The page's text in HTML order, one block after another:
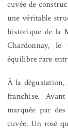
cuvée de
une véritable
historique de la
Chardonnay, le
équilibre rare
À la dégustation,
franchise.
marquée par
cuvée. Un rosé